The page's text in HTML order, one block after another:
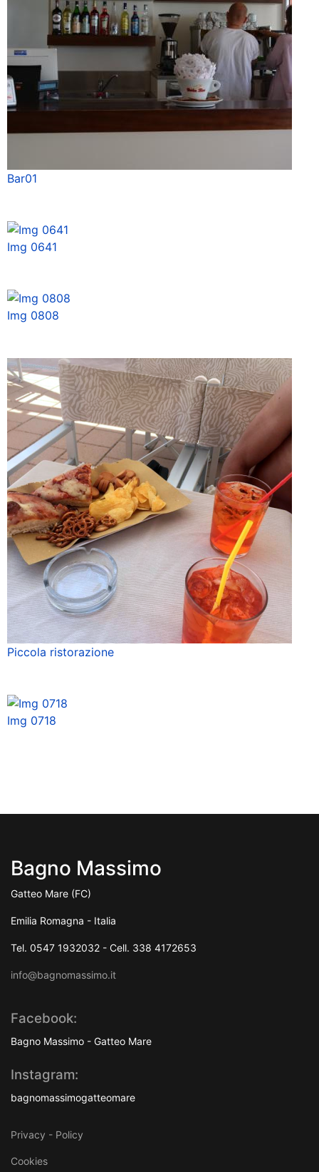
Bar01
Img 0641
Img 0808
Piccola ristorazione
Img 0718
Bagno Massimo
Gatteo Mare (FC)
Emilia Romagna - Italia
Tel. 0547 1932032 - Cell. 338 4172653
info@bagnomassimo.it
Facebook:
Bagno Massimo - Gatteo Mare
Instagram:
bagnomassimogatteomare
Privacy - Policy
Cookies